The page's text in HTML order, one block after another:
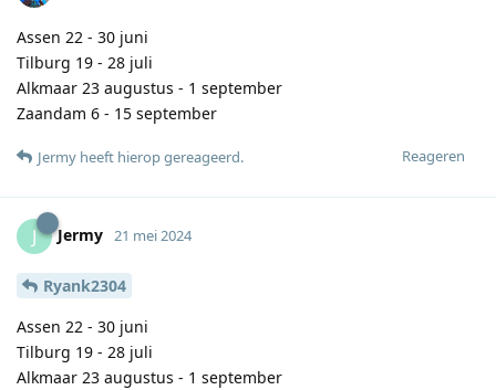
Assen 22 - 30 juni
Tilburg 19 - 28 juli
Alkmaar 23 augustus - 1 september
Zaandam 6 - 15 september
Reageren
Jermy heeft hierop gereageerd.
J Jermy 21 mei 2024
Ryank2304
Assen 22 - 30 juni
Tilburg 19 - 28 juli
Alkmaar 23 augustus - 1 september